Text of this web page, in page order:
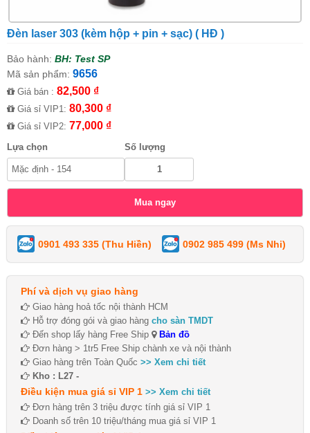
Đèn laser 303 (kèm hộp + pin + sạc) ( HĐ )
Bảo hành: BH: Test SP
Mã sản phẩm: 9656
Giá bán : 82,500 ₫
Giá sỉ VIP1: 80,300 ₫
Giá sỉ VIP2: 77,000 ₫
Lựa chọn Số lượng
0901 493 335 (Thu Hiền) 0902 985 499 (Ms Nhi)
Phí và dịch vụ giao hàng
Giao hàng hoả tốc nội thành HCM
Hỗ trợ đóng gói và giao hàng cho sàn TMDT
Đến shop lấy hàng Free Ship
Bản đồ
Đơn hàng > 1tr5 Free Ship chành xe và nội thành
Giao hàng trên Toàn Quốc >> Xem chi tiết
Kho : L27 -
Điều kiện mua giá sỉ VIP 1 >> Xem chi tiết
Đơn hàng trên 3 triệu được tính giá sỉ VIP 1
Doanh số trên 10 triệu/tháng mua giá sỉ VIP 1